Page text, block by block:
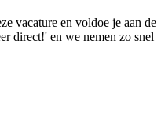
vacature en voldoe je aan de
direct!' en we nemen zo snel